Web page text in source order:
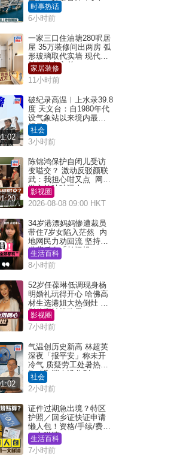
同点」秒息风波｜Juicy
叮
时事热话
6小时前
一家三口住油塘280呎居
屋 35万装修间出两房 弧
形玻璃取代实墙 现代神
枱柜融入玄关
家居装修
11小时前
破纪录高温︱上水录39.8
度 天文台：自1980年代
设气象站以来境内最高
纪录
社会
3小时前
陈锦鸿保护自闭儿受访
变嗌交？ 激动反驳颜联
武：我担心咁又点 网民
批主持咄咄逼人
影视圈
2026-08-08 09:00 HKT
34岁港漂妈妈惨遭裁员
带住7岁女陷入茫然 内
地网民力劝回流 坚持留
港背后有「长远规
划」？
生活百科
8小时前
52岁任葆琳低调现身杨
明婚礼玩得开心 哈佛高
材生选港姐大热倒灶 息
影从商转战政界
影视圈
7小时前
气温创历史新高 林超英
深夜「报平安」称未开
冷气 质疑劳工处暑热警
告「取消也没分别」
社会
2小时前
证件过期急出境？特区
护照／回乡证快证申请
懒人包！资格/手续/费用
一文睇清
生活百科
7小时前